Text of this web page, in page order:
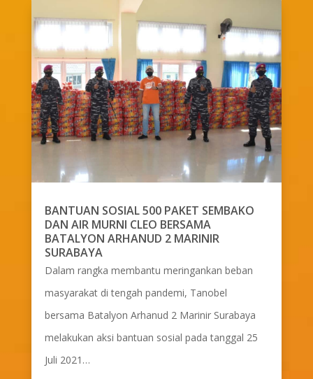
BANTUAN SOSIAL 500 PAKET SEMBAKO
DAN AIR MURNI CLEO BERSAMA
BATALYON ARHANUD 2 MARINIR
SURABAYA
Dalam rangka membantu meringankan beban
masyarakat di tengah pandemi, Tanobel
bersama Batalyon Arhanud 2 Marinir Surabaya
melakukan aksi bantuan sosial pada tanggal 25
Juli 2021…